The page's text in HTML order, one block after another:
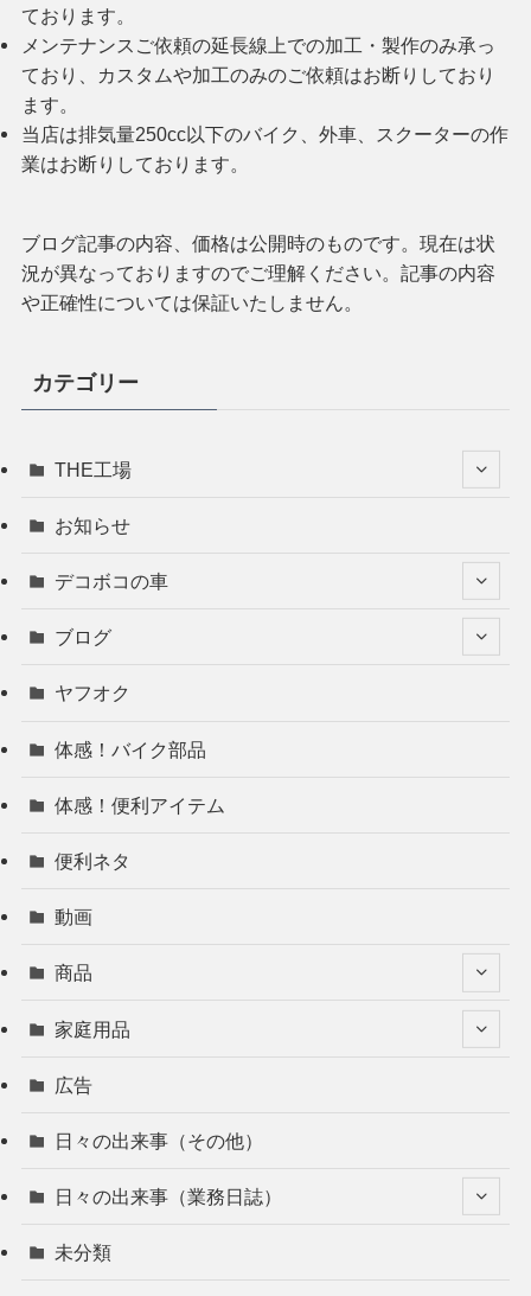
ております。
メンテナンスご依頼の延長線上での加工・製作のみ承っ
ており、カスタムや加工のみのご依頼はお断りしており
ます。
当店は排気量250cc以下のバイク、外車、スクーターの作
業はお断りしております。
ブログ記事の内容、価格は公開時のものです。現在は状
況が異なっておりますのでご理解ください。記事の内容
や正確性については保証いたしません。
カテゴリー
THE工場
お知らせ
デコボコの車
ブログ
ヤフオク
体感！バイク部品
体感！便利アイテム
便利ネタ
動画
商品
家庭用品
広告
日々の出来事（その他）
日々の出来事（業務日誌）
未分類